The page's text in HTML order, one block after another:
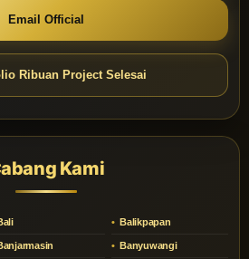
Email Official
Ribuan Project Selesai
Kami
Balikpapan
Banyuwangi